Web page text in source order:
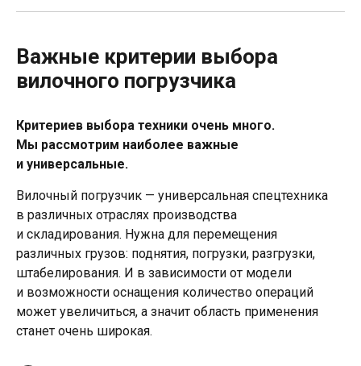
Важные критерии выбора
вилочного погрузчика
Критериев выбора техники очень много.
Мы рассмотрим наиболее важные
и универсальные.
Вилочный погрузчик — универсальная спецтехника
в различных отраслях производства
и складирования. Нужна для перемещения
различных грузов: поднятия, погрузки, разгрузки,
штабелирования. И в зависимости от модели
и возможности оснащения количество операций
может увеличиться, а значит область применения
станет очень широкая.